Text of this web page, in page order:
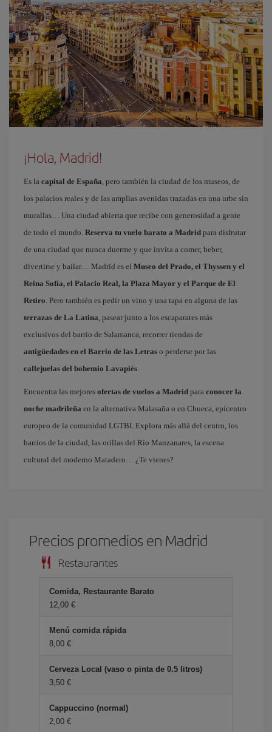
¡Hola, Madrid!
Es la capital de España, pero también la ciudad de los museos, de
los palacios reales y de las amplias avenidas trazadas en una urbe sin
murallas… Una ciudad abierta que recibe con generosidad a gente
de todo el mundo. Reserva tu vuelo barato a Madrid para disfrutar
de una ciudad que nunca duerme y que invita a comer, beber,
divertirse y bailar… Madrid es el Museo del Prado, el Thyssen y el
Reina Sofía, el Palacio Real, la Plaza Mayor y el Parque de El
Retiro. Pero también es pedir un vino y una tapa en alguna de las
terrazas de La Latina, pasear junto a los escaparates más
exclusivos del barrio de Salamanca, recorrer tiendas de
antigüedades en el Barrio de las Letras o perderse por las
callejuelas del bohemio Lavapiés.
Encuentra las mejores ofertas de vuelos a Madrid para conocer la
noche madrileña en la alternativa Malasaña o en Chueca, epicentro
europeo de la comunidad LGTBI. Explora más allá del centro, los
barrios de la ciudad, las orillas del Río Manzanares, la escena
cultural del moderno Matadero… ¿Te vienes?
Precios promedios en Madrid
Restaurantes
Comida, Restaurante Barato
12,00 €
Menú comida rápida
8,00 €
Cerveza Local (vaso o pinta de 0.5 litros)
3,50 €
Cappuccino (normal)
2,00 €